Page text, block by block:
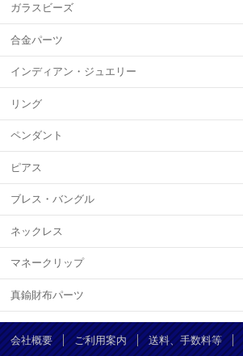
ガラスビーズ
合金パーツ
インディアン・ジュエリー
リング
ペンダント
ピアス
ブレス・バングル
ネックレス
マネークリップ
真鍮財布パーツ
会社概要 ご利用案内 送料、手数料等